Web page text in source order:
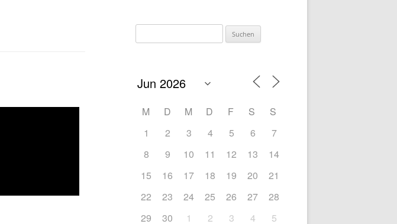
M D M D F S
S
1
2 3 4 5 6
7
8
9 10 11 12 13
14
15
16 17 18 19 20
21
22
23 24 25 26 27
28
29
30 1 2 3 4 5